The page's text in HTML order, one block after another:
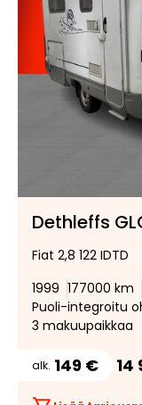
Dethleffs
Fiat 2,8 122 IDTD
1999 177000 km
Puoli-integroitu
3 makuupaikkaa
alk. 149 € 14